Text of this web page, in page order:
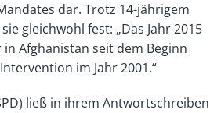
dar. Trotz 14-jährigem
gleichwohl fest: „Das Jahr 2015
Afghanistan seit dem Beginn
im Jahr 2001.“
ließ in ihrem Antwortschreiben